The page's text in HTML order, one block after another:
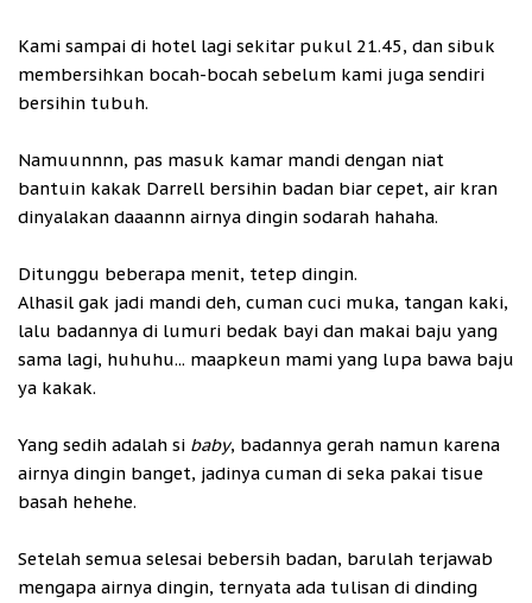
Kami sampai di hotel lagi sekitar pukul 21.45, dan sibuk
membersihkan bocah-bocah sebelum kami juga sendiri
bersihin tubuh.
Namuunnnn, pas masuk kamar mandi dengan niat
bantuin kakak Darrell bersihin badan biar cepet, air kran
dinyalakan daaannn airnya dingin sodarah hahaha.
Ditunggu beberapa menit, tetep dingin.
Alhasil gak jadi mandi deh, cuman cuci muka, tangan kaki,
lalu badannya di lumuri bedak bayi dan makai baju yang
sama lagi, huhuhu... maapkeun mami yang lupa bawa baju
ya kakak.
Yang sedih adalah si baby, badannya gerah namun karena
airnya dingin banget, jadinya cuman di seka pakai tisue
basah hehehe.
Setelah semua selesai bebersih badan, barulah terjawab
mengapa airnya dingin, ternyata ada tulisan di dinding